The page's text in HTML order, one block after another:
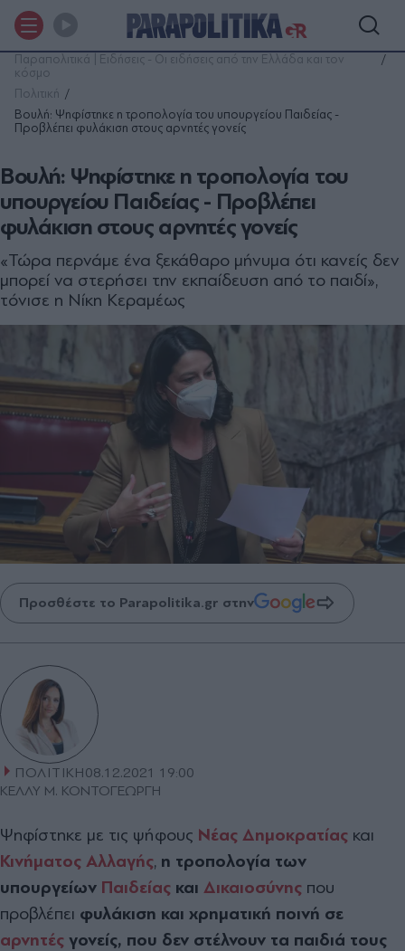
Παραπολιτικά | Ειδήσεις - Οι ειδήσεις από την Ελλάδα και τον
κόσμο
Πολιτική
Βουλή: Ψηφίστηκε η τροπολογία του υπουργείου Παιδείας -
Προβλέπει φυλάκιση στους αρνητές γονείς
Βουλή: Ψηφίστηκε η τροπολογία του
υπουργείου Παιδείας - Προβλέπει
φυλάκιση στους αρνητές γονείς
«Τώρα περνάμε ένα ξεκάθαρο μήνυμα ότι κανείς δεν
μπορεί να στερήσει την εκπαίδευση από το παιδί»,
τόνισε η Νίκη Κεραμέως
Προσθέστε το Parapolitika.gr στην
ΠΟΛΙΤΙΚΗ08.12.2021 19:00
ΚΕΛΛΥ Μ. ΚΟΝΤΟΓΕΩΡΓΗ
Ψηφίστηκε με τις ψήφους Νέας Δημοκρατίας και
Κινήματος Αλλαγής, η τροπολογία των
υπουργείων Παιδείας και Δικαιοσύνης που
προβλέπει φυλάκιση και χρηματική ποινή σε
αρνητές γονείς, που δεν στέλνουν τα παιδιά τους